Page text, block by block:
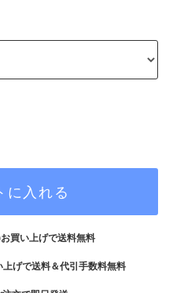
に入れる
買い上げで送料無料
上げで送料＆代引手数料無料